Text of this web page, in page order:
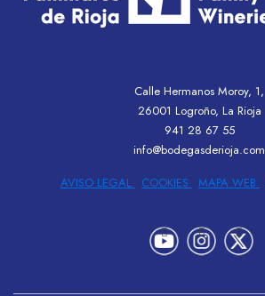
Calle Hermanos Moroy, 1,
26001 Logroño, La Rioja
941 28 67 55
info@bodegasderioja.com
AVISO LEGAL
COOKIES MAPA WEB